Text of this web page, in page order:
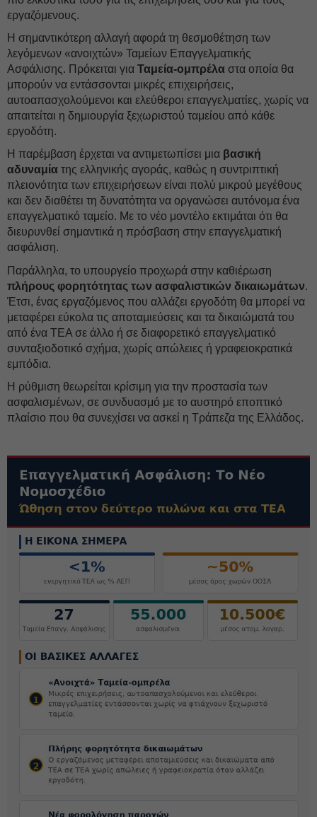
εργαζόμενους.
Η σημαντικότερη αλλαγή αφορά τη θεσμοθέτηση των
λεγόμενων «ανοιχτών» Ταμείων Επαγγελματικής
Ασφάλισης. Πρόκειται για Ταμεία-ομπρέλα στα οποία θα
μπορούν να εντάσσονται μικρές επιχειρήσεις,
αυτοαπασχολούμενοι και ελεύθεροι επαγγελματίες, χωρίς να
απαιτείται η δημιουργία ξεχωριστού ταμείου από κάθε
εργοδότη.
Η παρέμβαση έρχεται να αντιμετωπίσει μια βασική
αδυναμία της ελληνικής αγοράς, καθώς η συντριπτική
πλειονότητα των επιχειρήσεων είναι πολύ μικρού μεγέθους
και δεν διαθέτει τη δυνατότητα να οργανώσει αυτόνομα ένα
επαγγελματικό ταμείο. Με το νέο μοντέλο εκτιμάται ότι θα
διευρυνθεί σημαντικά η πρόσβαση στην επαγγελματική
ασφάλιση.
Παράλληλα, το υπουργείο προχωρά στην καθιέρωση
πλήρους φορητότητας των ασφαλιστικών δικαιωμάτων.
Έτσι, ένας εργαζόμενος που αλλάζει εργοδότη θα μπορεί να
μεταφέρει εύκολα τις αποταμιεύσεις και τα δικαιώματά του
από ένα ΤΕΑ σε άλλο ή σε διαφορετικό επαγγελματικό
συνταξιοδοτικό σχήμα, χωρίς απώλειες ή γραφειοκρατικά
εμπόδια.
Η ρύθμιση θεωρείται κρίσιμη για την προστασία των
ασφαλισμένων, σε συνδυασμό με το αυστηρό εποπτικό
πλαίσιο που θα συνεχίσει να ασκεί η Τράπεζα της Ελλάδος.